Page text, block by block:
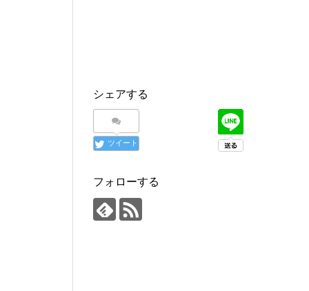
シェアする
ツイート
フォローする